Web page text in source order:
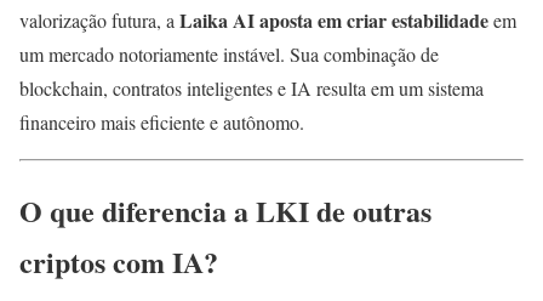
valorização futura, a Laika AI aposta em criar estabilidadeem
um mercado notoriamente instável. Sua combinação de
blockchain, contratos inteligentes e IA resulta em um sistema
financeiro mais eficiente e autônomo.
O que diferencia a LKI de outras
criptos com IA?